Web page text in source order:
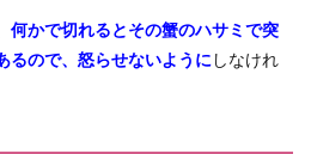
何かで切れるとその蟹のハサミで突
るので、怒らせないように しなけれ